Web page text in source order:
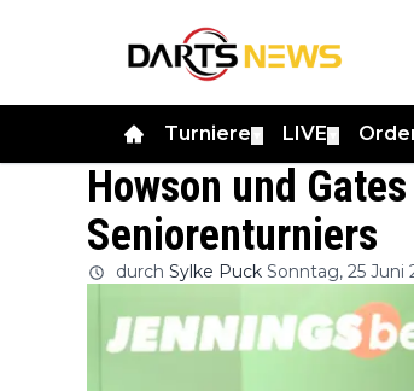
Turniere LIVE
Howson und
Seniorenturniers
durch Sylke Puck Sonntag, 25 Juni